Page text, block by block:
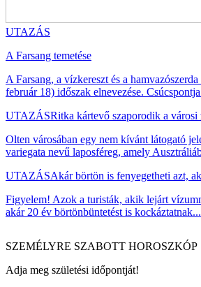
UTAZÁS
A Farsang temetése
A Farsang, a vízkereszt és a
február 18) időszak elnevezése.
UTAZÁSRitka kártevő szaporodik a városi
Olten városában egy nem kívánt látogató
variegata nevű laposféreg, amely
UTAZÁSAkár börtön is fenyegetheti azt,
Figyelem! Azok a turisták, akik lejárt
akár 20 év börtönbüntetést is
SZEMÉLYRE SZABOTT HOROSZKÓP
Adja meg születési időpontját!